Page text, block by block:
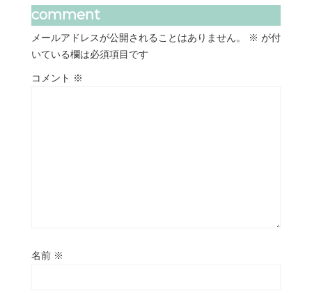
comment
メールアドレスが公開されることはありません。 ※ が付
いている欄は必須項目です
コメント ※
名前 ※